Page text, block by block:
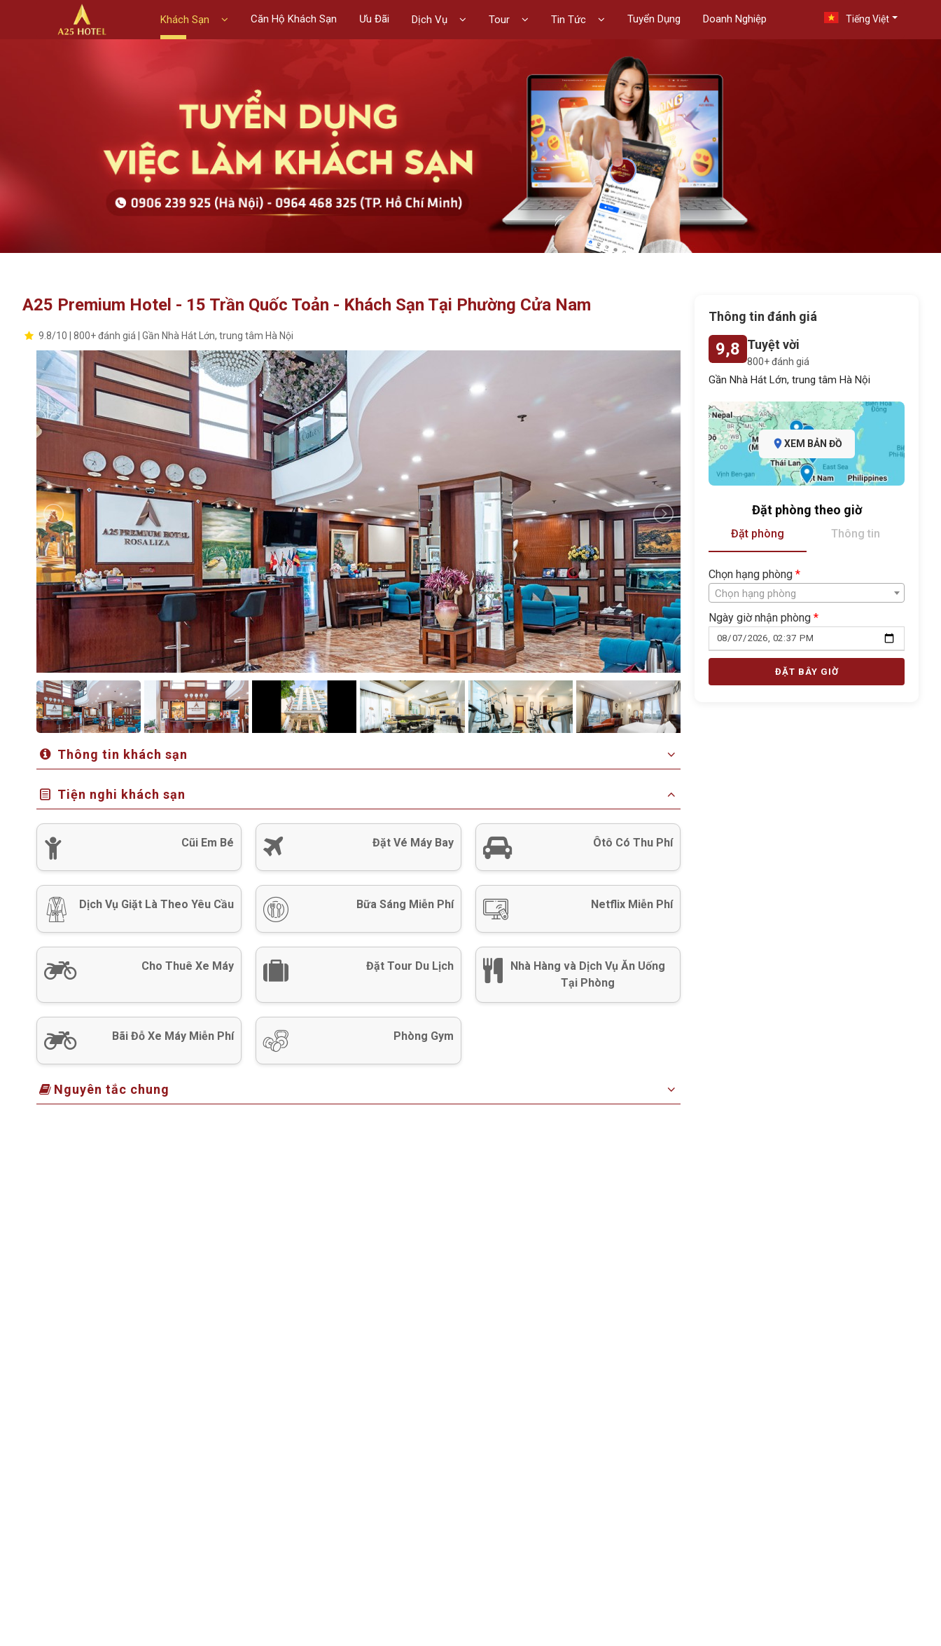
Khách Sạn Căn Hộ Khách Sạn Ưu Đãi Dịch Vụ Tour Tin Tức Tuyển Dụng Doanh Nghiệp Tiếng Việt
A25 Premium Hotel - 15 Trần Quốc Toản - Khách Sạn Tại Phường Cửa Nam
9.8/10 | 800+ đánh giá | Gần Nhà Hát Lớn, trung tâm Hà Nội
Thông tin khách sạn
Tiện nghi khách sạn
Cũi Em Bé Đặt Vé Máy Bay Ôtô Có Thu Phí
Dịch Vụ Giặt Là Theo Yêu Cầu Bữa Sáng Miễn Phí Netflix Miễn Phí
Cho Thuê Xe Máy Đặt Tour Du Lịch
Nhà Hàng và Dịch Vụ Ăn Uống
Tại Phòng
Bãi Đỗ Xe Máy Miễn Phí Phòng Gym
Nguyên tắc chung
Thông tin đánh giá
9,8 Tuyệt vời
800+ đánh giá
Gần Nhà Hát Lớn, trung tâm Hà Nội
XEM BẢN ĐỒ
Đặt phòng theo giờ
Đặt phòng Thông tin
Chọn hạng phòng *
Chọn hạng phòng
Ngày giờ nhận phòng *
ĐẶT BÂY GIỜ